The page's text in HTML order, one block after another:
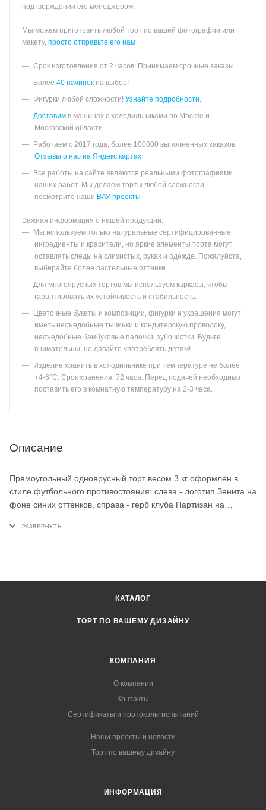
подтверждении его менеджером.
Мы можем приготовить любой торт по вашей фотографии или
макету, просто отправьте его нам
Срок изготовления от 2 часов! Принимаем срочные заказы.
Более 40 начинок на выбор!
Фигурки любой сложности! Узнайте подробности.
Доставим в машинах с холодильниками по Москве и
Московской области
Работаем с 2017 года, более 100000 выполненных заказов.
Отзывы о нас на Яндекс картах
Все работы на сайте являются реальными фотографиями
наших работ. Мы делаем торты любой сложности -
посмотрите наши ВАУ проекты
Важная информация о нашей продукции:
Мы используем только натуральные сертифицированные
ингредиенты и красители, но яркие элементы торта могут
оставлять следы на слизистых, руках и одежде. Пожалуйста,
выбирайте более пастельные оттенки.
Для многоярусных тортов мы используем каркасы, чтобы
гарантировать их устойчивость и стабильность.
Цветочные букеты и композиции, фигурки и украшения могут
иметь несъедобные тычинки и кондитерскую проволоку,
несъедобные бамбуковые палочки, зубочистки. Будьте
внимательны, не давайте употреблять детям!
Изделие хранить в холодильнике при температуре не более
+4-6°С. Срок хранения: 72 часа. Перед подачей необходимо
поставить его в комнатную температуру на 2-3 часа.
Описание
Прямоугольный одноярусный торт весом 3 кг оформлен в
стиле футбольного противостояния: слева - логотип Зенита на
фоне синих оттенков, справа - герб клуба Партизан на
Такой торт на заказ отлично подойдёт для поклонника
КАТАЛОГ
ТОРТ ПО ВАШЕМУ ДИЗАЙНУ
КОМПАНИЯ
О компании
Контакты
Сертификаты и протоколы испытаний
Наши проекты и новости
Торт по вашему дизайну
ИНФОРМАЦИЯ